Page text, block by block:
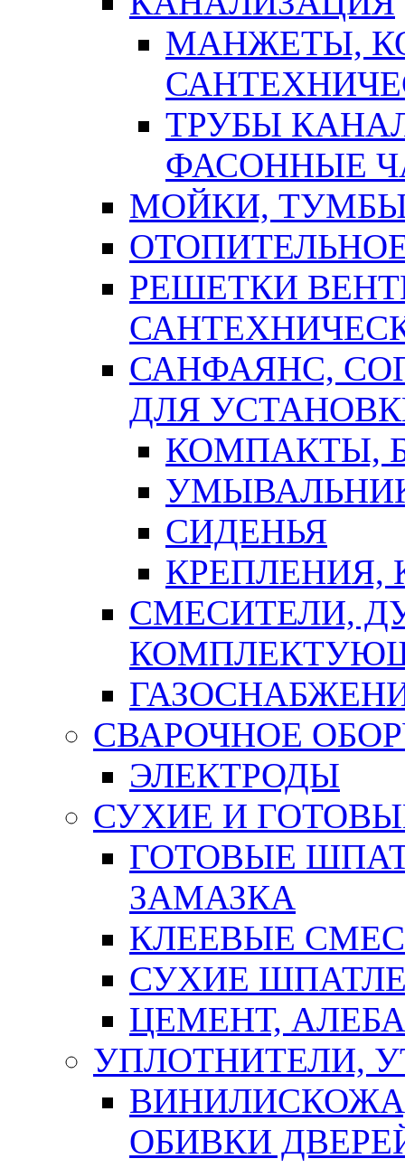
МАНЖЕТЫ,
ТРУБЫ
ФАСОННЫЕ
МОЙКИ,
РЕШЕТКИ
САНФАЯНС,
ДЛЯ
КОМПАКТЫ,
СИДЕНЬЯ
СМЕСИТЕЛИ,
СВАРОЧНОЕ
ЭЛЕКТРОДЫ
СУХИЕ И
ГОТОВЫЕ
ЗАМАЗКА
КЛЕЕВЫЕ
СУХИЕ
ЦЕМЕНТ,
УПЛОТНИТЕЛИ,
ОБИВКИ